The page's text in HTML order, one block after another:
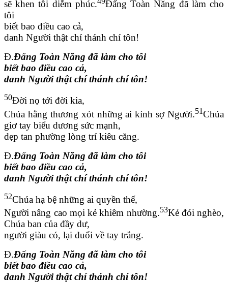
sẽ khen tôi diễm phúc.
Đấng Toàn Năng đã làm cho
tôi
biết bao điều cao cả,
danh Người thật chí thánh chí tôn!
Đ.Đấng Toàn Năng đã làm cho tôi
biết bao điều cao cả,
danh Người thật chí thánh chí tôn!
50Đời nọ tới đời kia,
Chúa hằng thương xót những ai kính sợ Người.51Chúa
giơ tay biểu dương sức mạnh,
dẹp tan phường lòng trí kiêu căng.
Đ.Đấng Toàn Năng đã làm cho tôi
biết bao điều cao cả,
danh Người thật chí thánh chí tôn!
52Chúa hạ bệ những ai quyền thế,
Người nâng cao mọi kẻ khiêm nhường.53Kẻ đói nghèo,
Chúa ban của đầy dư,
người giàu có, lại đuổi về tay trắng.
Đ.Đấng Toàn Năng đã làm cho tôi
biết bao điều cao cả,
danh Người thật chí thánh chí tôn!